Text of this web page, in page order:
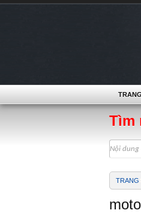
Tìm
TRANG